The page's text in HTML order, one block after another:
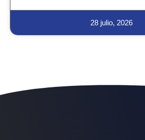
28 julio, 2026